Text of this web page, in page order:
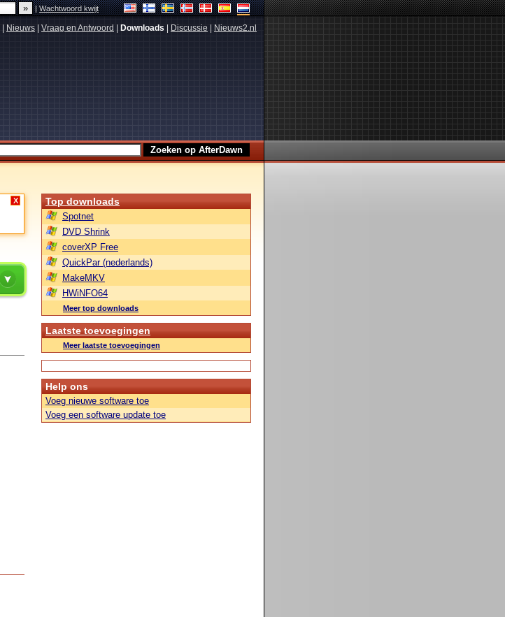
|Wachtwoord kwijt
Nieuws Vraag en Antwoord Downloads Discussie Nieuws2.nl
X Top downloads
Spotnet
DVD Shrink
coverXP Free
QuickPar (nederlands)
MakeMKV
HWiNFO64
Meer top downloads
Laatste toevoegingen
Meer laatste toevoegingen
Help ons
Voeg nieuwe software toe
Voeg een software update toe